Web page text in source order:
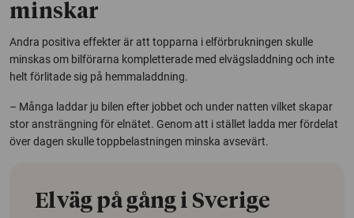
minskar
Andra positiva effekter är att topparna i elförbrukningen skulle
minskas om bilförarna kompletterade med elvägsladdning och inte
helt förlitade sig på hemmaladdning.
– Många laddar ju bilen efter jobbet och under natten vilket skapar
stor ansträngning för elnätet. Genom att i stället ladda mer fördelat
över dagen skulle toppbelastningen minska avsevärt.
Elväg på gång i Sverige